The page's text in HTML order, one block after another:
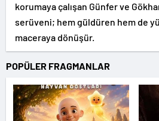
korumaya çalışan Günfer ve
serüveni; hem güldüren hem de
maceraya dönüşür.
POPÜLER FRAGMANLAR